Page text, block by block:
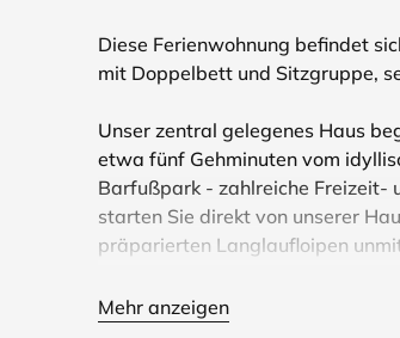
Diese Ferienwohnung befindet
mit Doppelbett und Sitzgruppe,
Unser zentral gelegenes Haus
etwa fünf Gehminuten vom
Barfußpark - zahlreiche Freizeit-
starten Sie direkt von unserer
präparierten Langlaufloipen
Es erwarten Sie vier liebevoll
Mehr anzeigen